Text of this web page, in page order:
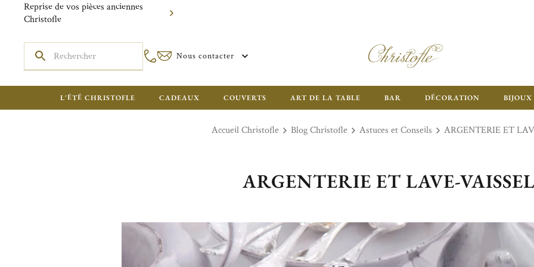
Reprise de vos pièces anciennes
Christofle
Nous contacter
L'ÉTÉ CHRISTOFLE CADEAUX COUVERTS ART DE LA TABLE BAR DÉCORATION BIJOUX
Accueil Christofle Blog Christofle Astuces et Conseils ARGENTERIE ET
ARGENTERIE ET LAVE-